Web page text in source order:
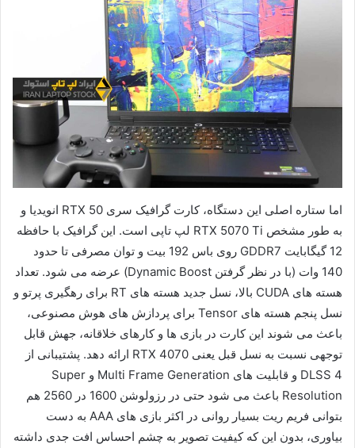
اما ستاره اصلی این دستگاه، کارت گرافیک سری RTX 50 انویدیا و
به طور مشخص RTX 5070 Ti لپ تاپی است. این گرافیک با حافظه
12 گیگابایت GDDR7 روی باس 192 بیت و توان مصرفی تا حدود
140 وات (با در نظر گرفتن Dynamic Boost) عرضه می شود. تعداد
هسته های CUDA بالا، نسل جدید هسته های RT برای رهگیری پرتو و
نسل پنجم هسته های Tensor برای پردازش های هوش مصنوعی،
باعث می شوند این کارت در بازی ها و کارهای خلاقانه، جهش قابل
توجهی نسبت به نسل قبل یعنی RTX 4070 ارائه دهد. پشتیبانی از
DLSS 4 و قابلیت های Multi Frame Generation و Super
Resolution باعث می شود حتی در رزولوشن 1600 در 2560 هم
بتوانی فریم ریت بسیار روانی در اکثر بازی های AAA به دست
بیاوری، بدون این که کیفیت تصویر به چشم احساس افت جدی داشته